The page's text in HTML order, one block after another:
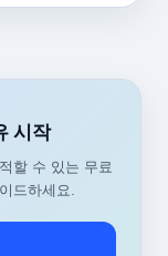
시작
할 수 있는 무료
드하세요.